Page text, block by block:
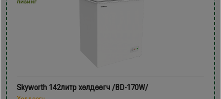
Skyworth 142литр xөлдөөгч /BD-170W/